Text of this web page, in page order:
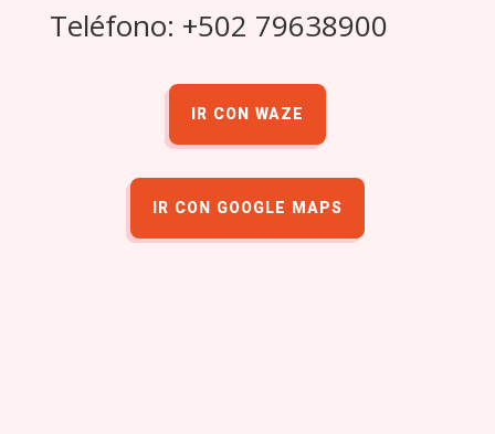
Teléfono: +502 79638900
IR CON WAZE
IR CON GOOGLE MAPS